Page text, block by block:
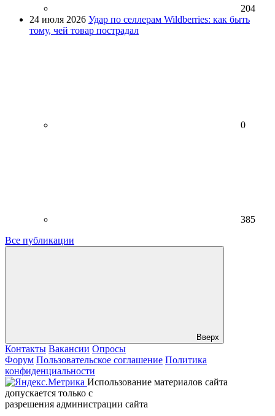
204
24 июля 2026 Удар по селлерам Wildberries: как быть
тому, чей товар пострадал
0
385
Все публикации
Вверх
Контакты Вакансии Опросы
Форум Пользовательское соглашение Политика
конфиденциальности
Использование материалов сайта
допускается только с
разрешения администрации сайта